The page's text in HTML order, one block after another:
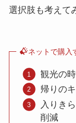
選択肢も考えて
ネットで購入
観光の
帰りの
入りき
削減